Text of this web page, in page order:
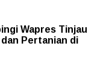
Wapres Tinjau
Pertanian di